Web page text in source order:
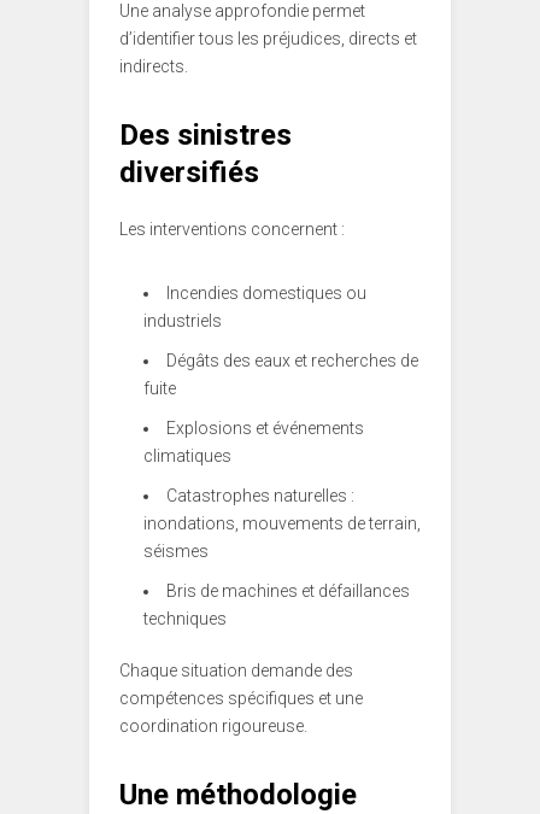
Une analyse approfondie permet
d’identifier tous les préjudices, directs et
indirects.
Des sinistres
diversifiés
Les interventions concernent :
Incendies domestiques ou
industriels
Dégâts des eaux et recherches de
fuite
Explosions et événements
climatiques
Catastrophes naturelles :
inondations, mouvements de terrain,
séismes
Bris de machines et défaillances
techniques
Chaque situation demande des
compétences spécifiques et une
coordination rigoureuse.
Une méthodologie